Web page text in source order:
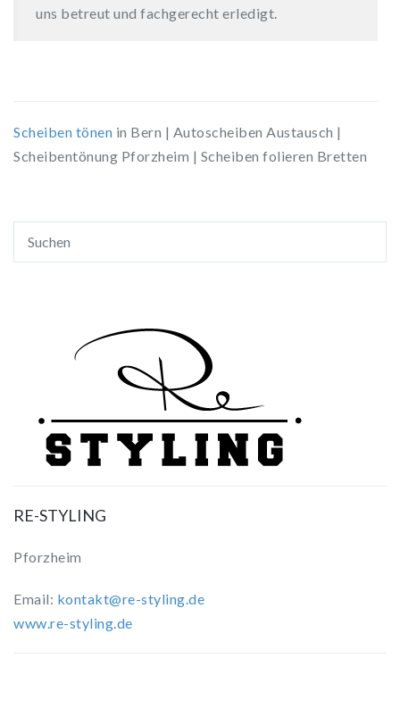
uns betreut und fachgerecht erledigt.
Scheiben tönen in Bern | Autoscheiben Austausch |
Scheibentönung Pforzheim | Scheiben folieren Bretten
RE-STYLING
Pforzheim
Email: kontakt@re-styling.de
www.re-styling.de